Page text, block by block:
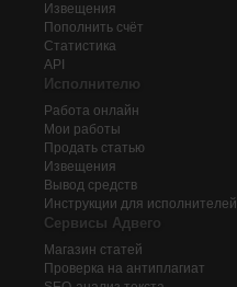
Извещения
Пополнить счёт
Статистика
API
Исполнителю
Работа онлайн
Мои работы
Продать статью
Извещения
Вывод средств
Инструкции для исполнителей
Сервисы Адвего
Магазин статей
Проверка на антиплагиат